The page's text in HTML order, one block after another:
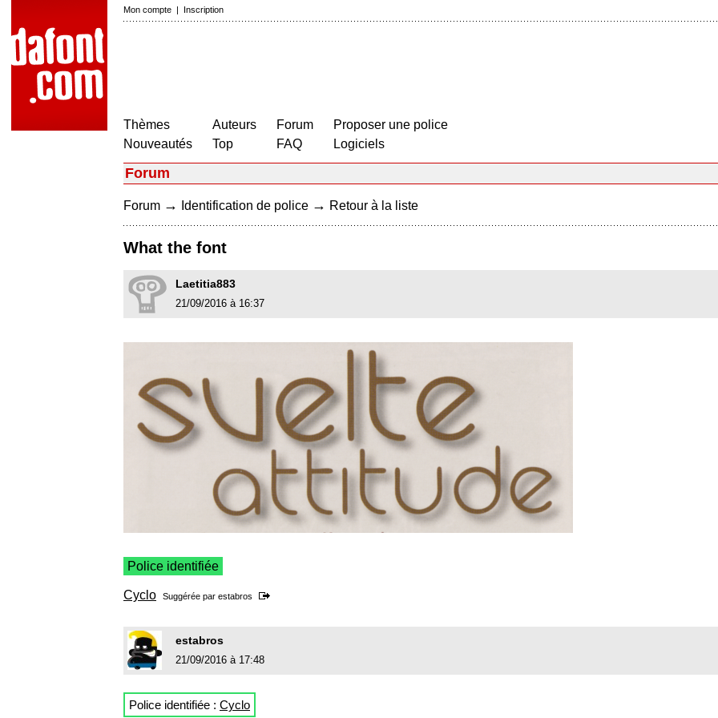
Mon compte | Inscription
Thèmes
Nouveautés
Auteurs
Top
Forum
FAQ
Proposer une police
Logiciels
Forum
Forum → Identification de police → Retour à la liste
What the font
Laetitia883
21/09/2016 à 16:37
Police identifiée
Cyclo Suggérée par estabros
estabros
21/09/2016 à 17:48
Police identifiée : Cyclo